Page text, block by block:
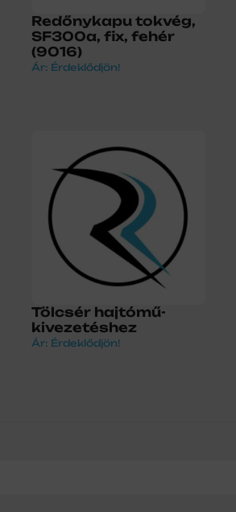
Redőnykapu tokvég,
SF300a, fix, fehér
(9016)
Ár: Érdeklődjön!
Tölcsér hajtómű-
kivezetéshez
Ár: Érdeklődjön!